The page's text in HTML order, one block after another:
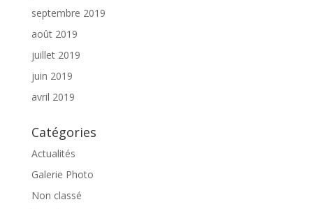
septembre 2019
août 2019
juillet 2019
juin 2019
avril 2019
Catégories
Actualités
Galerie Photo
Non classé